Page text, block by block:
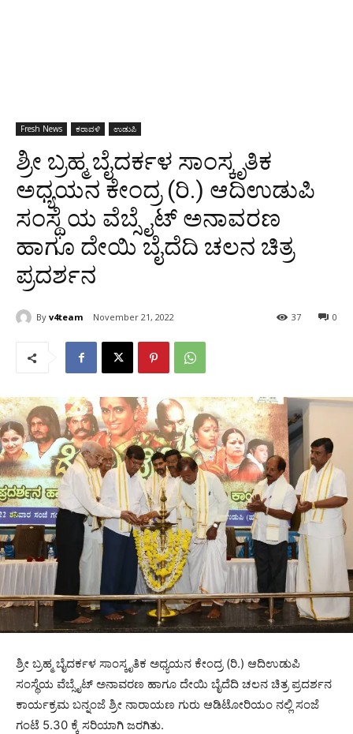
Fresh News ಕರಾವಳಿ ಉಡುಪಿ
ಶ್ರೀ ಬ್ರಹ್ಮ ಬೈದರ್ಕಳ ಸಾಂಸ್ಕೃತಿಕ
ಅಧ್ಯಯನ ಕೇಂದ್ರ (ರಿ.) ಆದಿಉಡುಪಿ
ಸಂಸ್ಥೆ ಯ ವೆಬ್ಸೈಟ್ ಅನಾವರಣ
ಹಾಗೂ ದೇಯಿ ಬೈದೆದಿ ಚಲನ ಚಿತ್ರ
ಪ್ರದರ್ಶನ
By v4team November 21, 2022 0
37
ಶ್ರೀ ಬ್ರಹ್ಮ ಬೈದರ್ಕಳ ಸಾಂಸ್ಕೃತಿಕ ಅಧ್ಯಯನ ಕೇಂದ್ರ (ರಿ.) ಆದಿಉಡುಪಿ
ಸಂಸ್ಥೆಯ ವೆಬ್ಸೈಟ್ ಅನಾವರಣ ಹಾಗೂ ದೇಯಿ ಬೈದೆದಿ ಚಲನ ಚಿತ್ರ ಪ್ರದರ್ಶನ
ಕಾರ್ಯಕ್ರಮ ಬನ್ನಂಜೆ ಶ್ರೀ ನಾರಾಯಣ ಗುರು ಆಡಿಟೋರಿಯಂ ನಲ್ಲಿ ಸಂಜೆ
ಗಂಟೆ 5.30 ಕ್ಕೆ ಸರಿಯಾಗಿ ಜರಗಿತು.